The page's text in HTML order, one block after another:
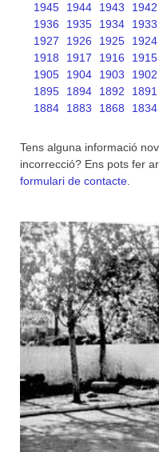
1945
1944 1943 1942
1936
1935 1934 1933
1927
1926 1925 1924
1918
1917 1916 1915
1905
1904 1903 1902
1895
1894 1892 1891
1884
1883 1868 1834
Tens alguna informació
incorrecció? Ens pots fer
formulari de contacte